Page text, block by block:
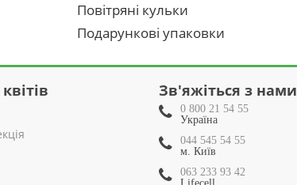
Повітряні кульки
Подарункові упаковки
Зв'яжіться з нами
0 800 21 54 55
Україна
044 545 54 55
м. Київ
063 233 93 42